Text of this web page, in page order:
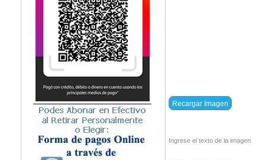
Ingrese el texto de la imagen